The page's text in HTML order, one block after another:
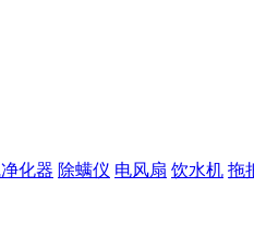
化器 除螨仪 电风扇 饮水机 拖